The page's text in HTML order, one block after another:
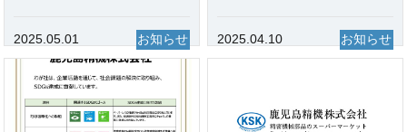
2025.05.01 お知らせ 2025.04.10 お知らせ